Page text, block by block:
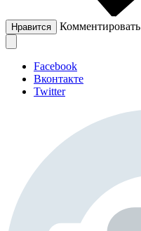
Нравится Комментировать
Facebook
Вконтакте
Twitter